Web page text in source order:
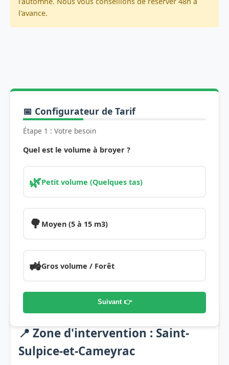
l'avance.
📅 Configurateur de Tarif
Étape 1 : Votre besoin
Quel est le volume à broyer ?
🌿Petit volume (Quelques tas)
🌳 Moyen (5 à 15 m3)
🚜Gros volume / Forêt
Suivant 👉
📍 Zone d'intervention : Saint-
Sulpice-et-Cameyrac